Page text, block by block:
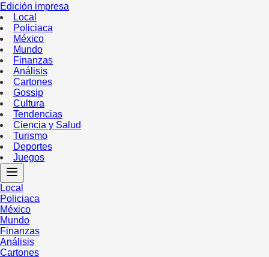
Edición impresa
Local
Policiaca
México
Mundo
Finanzas
Análisis
Cartones
Gossip
Cultura
Tendencias
Ciencia y Salud
Turismo
Deportes
Juegos
Local
Policiaca
México
Mundo
Finanzas
Análisis
Cartones